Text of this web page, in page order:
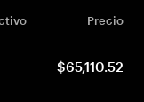
Precio
$65,110.52